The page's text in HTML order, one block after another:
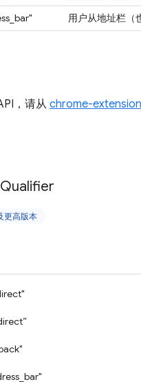
用户从地址栏（
，请从chrome-
Qualifier
更高版本